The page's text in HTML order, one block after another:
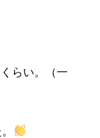
らい。（一